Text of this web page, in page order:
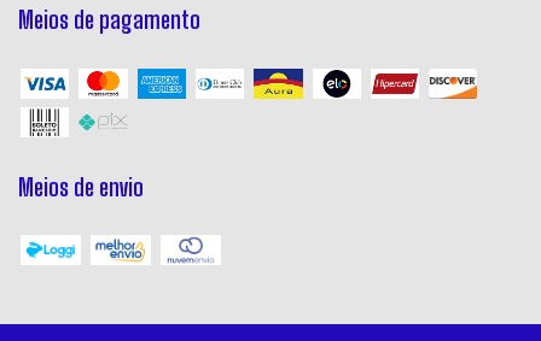
Meios de pagamento
Meios de envio